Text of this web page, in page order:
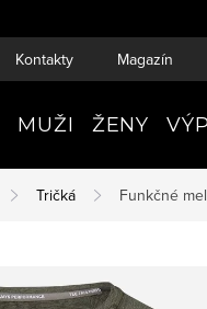
Kontakty Magazín
MUŽI ŽENY
Tričká Funkčné